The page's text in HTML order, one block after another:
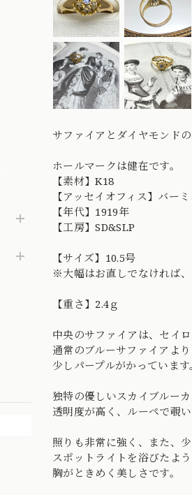
サファイアとダイヤモンド
ホールマークは健在です。
【素材】K18
【アッセイオフィス】バー
【年代】1919年
【工房】SD&SLP
【サイズ】10.5号
※大幅はお直しでなければ
【重さ】2.4ｇ
中央のサファイアは、セイロ
通常のブルーサファイアより
少しパープルがかっています
独特の優しいスカイブルーカ
透明度が高く、ルーペで覗
照りも非常に強く、また、
スポットライトを浴びたよう
胸がときめく美しさです。